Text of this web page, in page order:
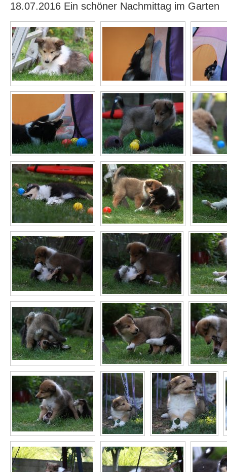
18.07.2016 Ein schöner Nachmittag im Garten